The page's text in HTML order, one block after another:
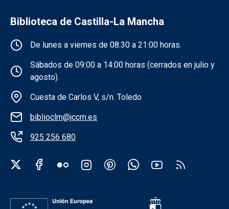
Biblioteca de Castilla-La Mancha
Información de la institución
De lunes a viernes de 08:30 a 21:00 horas.
Sábados de 09:00 a 14:00 horas (cerrados en julio y
agosto).
Cuesta de Carlos V, s/n. Toledo
biblioclm@jccm.es
925 256 680
Redes sociales institución